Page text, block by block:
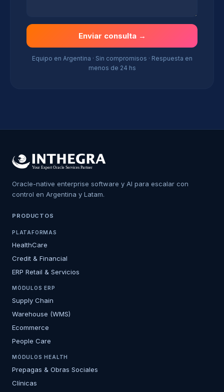
Enviar consulta →
Equipo en Argentina · Sin compromisos · Respuesta en
menos de 24 hs
Oracle-native enterprise software y AI para escalar con
control en Argentina y Latam.
PRODUCTOS
PLATAFORMAS
HealthCare
Credit & Financial
ERP Retail & Servicios
MÓDULOS ERP
Supply Chain
Warehouse (WMS)
Ecommerce
People Care
MÓDULOS HEALTH
Prepagas & Obras Sociales
Clínicas